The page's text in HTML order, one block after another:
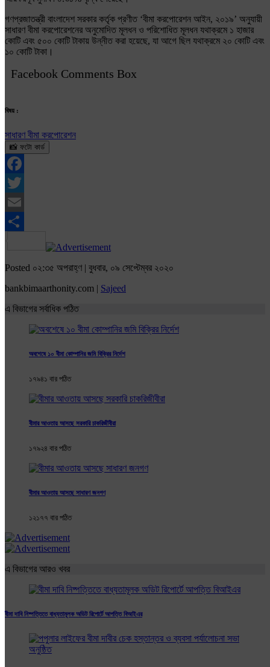
গণপ্রজাতন্ত্রী বাংলাদেশ সরকার কর্তৃক প্রণীত ‘বীমা করপোরেশন আইন, ২০১৯’ অনুযায়ী
সাধারণ বীমা করপোরেশনের অনুমোদিত মূলধন ও পরিশোধিত মূলধন যথাক্রমে ১ হাজার
কোটি এবং ৫০০ কোটি টাকায় উন্নীত করা হয়েছে, যা আগে ছিল যথাক্রমে ২০ কোটি এবং
১০ কোটি টাকা।
Facebook Comments Box
বিষয় :
সাধারণ বীমা করপোরেশন
📸 ফটো কার্ড
Facebook
Twitter
Email
Share
Posted ০২:৩৫ অপরাহ্ণ | বুধবার, ০৯ সেপ্টেম্বর ২০২০
bankbimaarthonity.com | Sajeed
এ বিভাগের সর্বাধিক পঠিত
অবশেষে ১০ বীমা কোম্পানির জমি বিক্রির নির্দেশ
১৭৯৪১ বার পঠিত
বীমার আওতায় আসছে সরকারি চাকরিজীবীরা
১৭৯২৪ বার পঠিত
বীমার আওতায় আসছে সাধারণ জনগণ
১২১৭৭ বার পঠিত
এ বিভাগের আরও খবর
বীমা দাবি নিষ্পত্তিতে বাধ্যতামূলক অডিট রিপোর্টে আপত্তি বিআইএর